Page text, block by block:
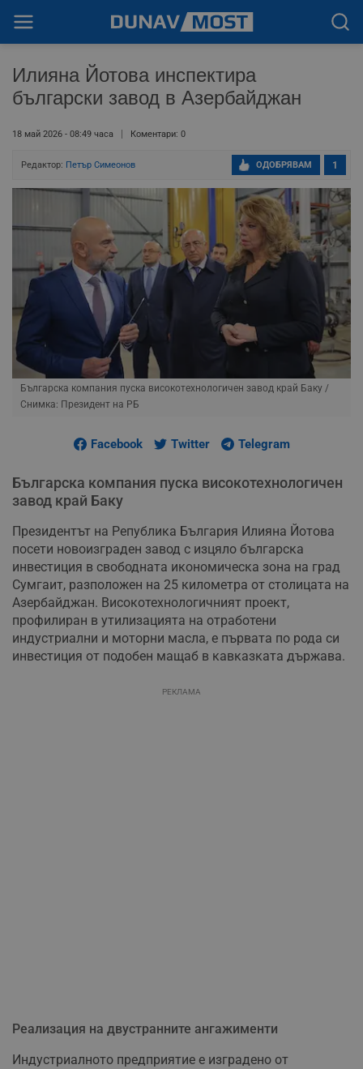
Илияна Йотова инспектира
български завод в Азербайджан
18 май 2026 - 08:49 часа Коментари: 0
Редактор: Петър Симеонов 1
ОДОБРЯВАМ
Българска компания пуска високотехнологичен завод край Баку /
Снимка: Президент на РБ
Facebook Twitter Telegram
Българска компания пуска високотехнологичен
завод край Баку
Президентът на Република България Илияна Йотова
посети новоизграден завод с изцяло българска
инвестиция в свободната икономическа зона на град
Сумгаит, разположен на 25 километра от столицата на
Азербайджан. Високотехнологичният проект,
профилиран в утилизацията на отработени
индустриални и моторни масла, е първата по рода си
инвестиция от подобен мащаб в кавказката държава.
РЕКЛАМА
Реализация на двустранните ангажименти
Индустриалното предприятие е изградено от